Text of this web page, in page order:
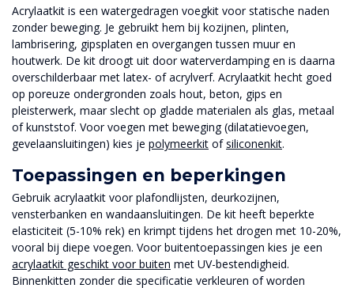
Acrylaatkit is een watergedragen voegkit voor statische naden
zonder beweging. Je gebruikt hem bij kozijnen, plinten,
lambrisering, gipsplaten en overgangen tussen muur en
houtwerk. De kit droogt uit door waterverdamping en is daarna
overschilderbaar met latex- of acrylverf. Acrylaatkit hecht goed
op poreuze ondergronden zoals hout, beton, gips en
pleisterwerk, maar slecht op gladde materialen als glas, metaal
of kunststof. Voor voegen met beweging (dilatatievoegen,
gevelaansluitingen) kies je polymeerkit ofsiliconenkit.
Toepassingen en beperkingen
Gebruik acrylaatkit voor plafondlijsten, deurkozijnen,
vensterbanken en wandaansluitingen. De kit heeft beperkte
elasticiteit (5-10% rek) en krimpt tijdens het drogen met 10-20%,
vooral bij diepe voegen. Voor buitentoepassingen kies je een
acrylaatkit geschikt voor buiten met UV-bestendigheid.
Binnenkitten zonder die specificatie verkleuren of worden